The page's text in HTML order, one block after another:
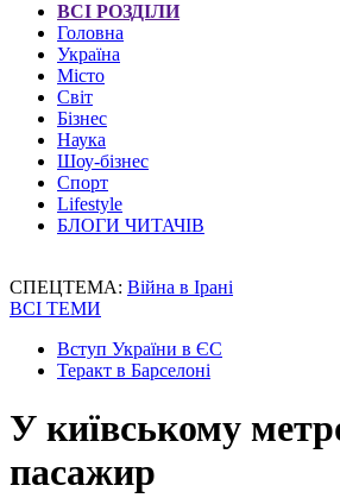
ВСІ РОЗДІЛИ
Головна
Україна
Місто
Світ
Бізнес
Наука
Шоу-бізнес
Спорт
Lifestyle
БЛОГИ ЧИТАЧІВ
СПЕЦТЕМА: Війна в Ірані
ВСІ ТЕМИ
Вступ України в ЄС
Теракт в Барселоні
У київському
пасажир